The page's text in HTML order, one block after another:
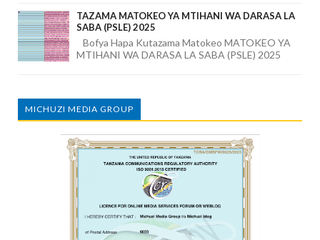
TAZAMA MATOKEO YA MTIHANI WA DARASA LA
SABA (PSLE) 2025
Bofya Hapa Kutazama Matokeo MATOKEO YA
MTIHANI WA DARASA LA SABA (PSLE) 2025
MICHUZI MEDIA GROUP